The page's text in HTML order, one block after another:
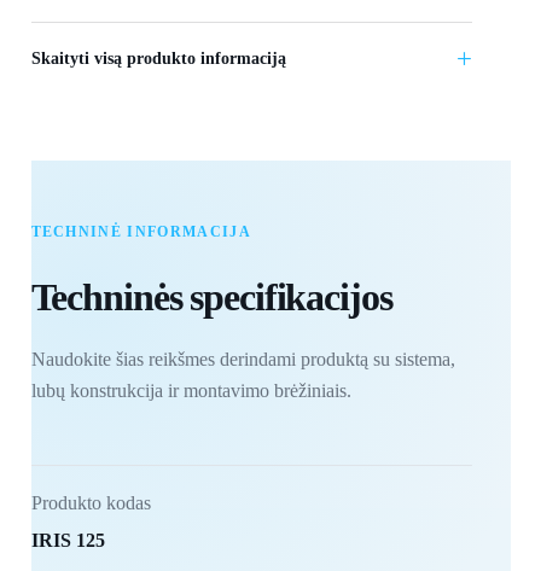
Skaityti visą produkto informaciją +
TECHNINĖ INFORMACIJA
Techninės specifikacijos
Naudokite šias reikšmes derindami produktą su sistema,
lubų konstrukcija ir montavimo brėžiniais.
Produkto kodas
IRIS 125